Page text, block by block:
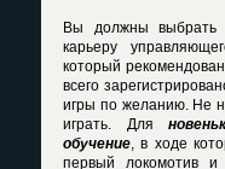
Вы должны выбрать
карьеру
который
всего
игры по желанию. Не
играть. Для
обучение, в ходе
первый локомотив